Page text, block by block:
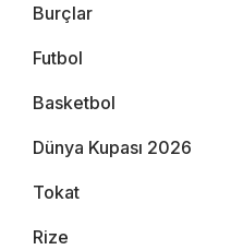
Burçlar
Futbol
Basketbol
Dünya Kupası 2026
Tokat
Rize